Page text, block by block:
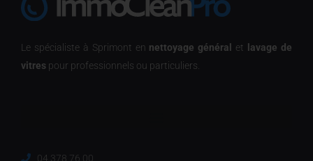
Le spécialiste à Sprimont en nettoyage général et
lavage de
vitres pour professionnels ou particuliers.
04 378 76 00